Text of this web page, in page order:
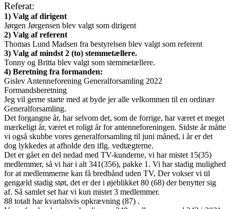
Referat:
1) Valg af dirigent
Jørgen Jørgensen blev valgt som dirigent
2) Valg af referent
Thomas Lund Madsen fra bestyrelsen blev valgt som referent
3) Valg af mindst 2 (to) stemmetællere.
Tonny og Britta blev valgt som stemmetællere.
4) Beretning fra formanden:
Gislev Antenneforening Generalforsamling 2022
Formandsberetning
Jeg vil gerne starte med at byde jer alle velkommen til en ordinær
Generalforsamling.
Det forgangne år, har selvom det, som de forrige, har været et meget
mærkeligt år, været et roligt år for antenneforeningen. Sidste år måtte
vi også skubbe vores generalforsamling til juni måned, i år er det
dog lykkedes at afholde den iflg. vedtægterne.
Det er gået en del nedad med TV-kunderne, vi har mistet 15(35)
medlemmer, så vi har i alt 341(356), pakke 1. Vi har stadig mulighed
for at medlemmerne kan få bredbånd uden TV, Der vokser vi til
gengæld stadig støt, det er der i øjeblikket 80 (68) der benytter sig
af. Så samlet set har vi kun mistet 3 medlemmer.
88 totalt har kvartalsvis opkrævning (87) .